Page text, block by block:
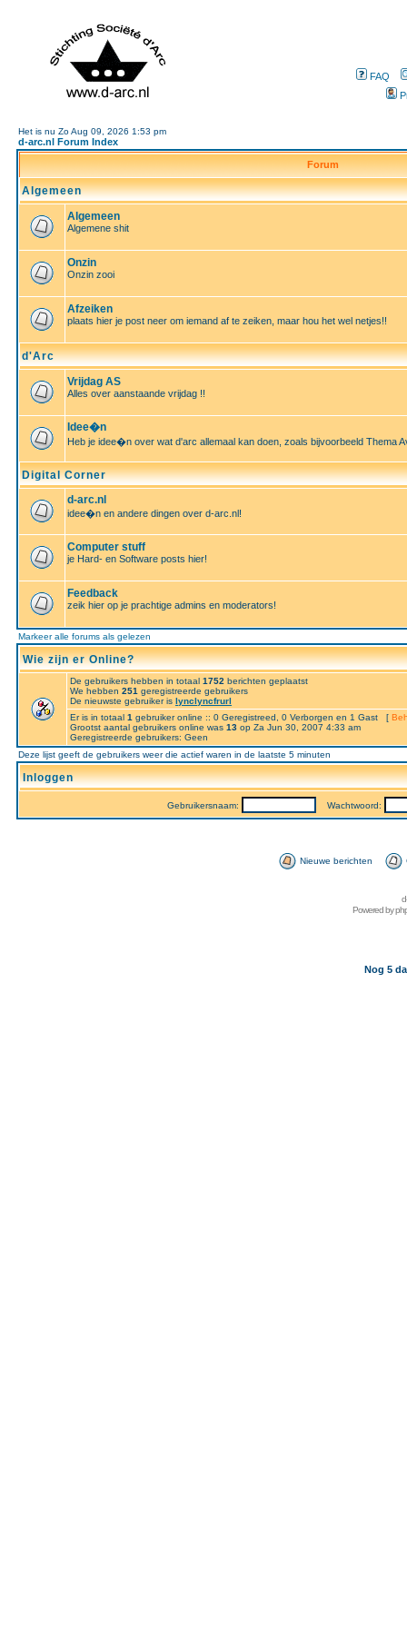
FAQ
Het is nu Zo Aug 09, 2026 1:53 pm
d-arc.nl Forum Index
Forum
Algemeen
Algemeen
Algemene shit
Onzin
Onzin zooi
Afzeiken
plaats hier je post neer om iemand af te zeiken, maar hou het wel netjes!!
d'Arc
Vrijdag AS
Alles over aanstaande vrijdag !!
Idee�n
Heb je idee�n over wat d'arc allemaal kan doen, zoals bijvoorbeeld Thema
Digital Corner
d-arc.nl
idee�n en andere dingen over d-arc.nl!
Computer stuff
je Hard- en Software posts hier!
Feedback
zeik hier op je prachtige admins en moderators!
Markeer alle forums als gelezen
Wie zijn er Online?
De gebruikers hebben in totaal 1752 berichten geplaatst
We hebben 251 geregistreerde gebruikers
De nieuwste gebruiker is lynclyncfrurl
Er is in totaal 1 gebruiker online :: 0 Geregistreed, 0 Verborgen en 1 Gast [
Grootst aantal gebruikers online was 13 op Za Jun 30, 2007 4:33 am
Geregistreerde gebruikers: Geen
Deze lijst geeft de gebruikers weer die actief waren in de laatste 5 minuten
Inloggen
Gebruikersnaam: Wachtwoord:
Nieuwe berichten
Powered by
Nog 5